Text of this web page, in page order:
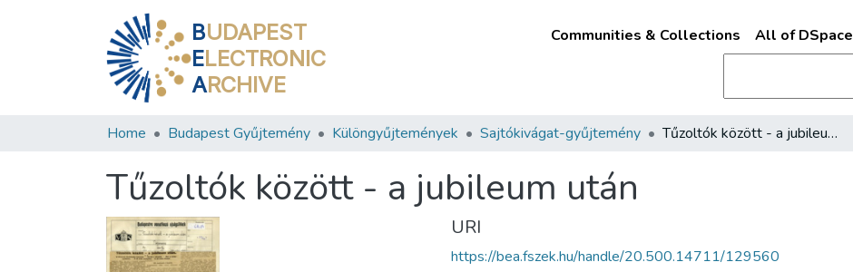
BUDAPEST
ELECTRONIC
ARCHIVE
Communities & Collections All of DSpace
Home Budapest Gyűjtemény Különgyűjtemények Sajtókivágat-gyűjtemény Tűzoltók között - a jubileum után
Tűzoltók között - a jubileum után
URI
https://bea.fszek.hu/handle/20.500.14711/129560